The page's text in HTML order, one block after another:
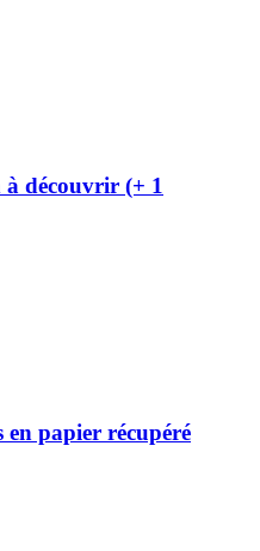
à découvrir (+ 1
en papier récupéré